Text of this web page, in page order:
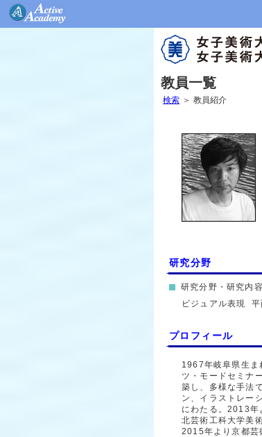
教員一覧
検索 ＞ 教員紹介
研究分野
研究分野・研究内
ビジュアル表現
プロフィール
1967年岐阜県生ま
ツ・モードセミナ
築し、多様な手法
ン、イラストレー
にわたる。2013
北芸術工科大学美
2015年より京都芸